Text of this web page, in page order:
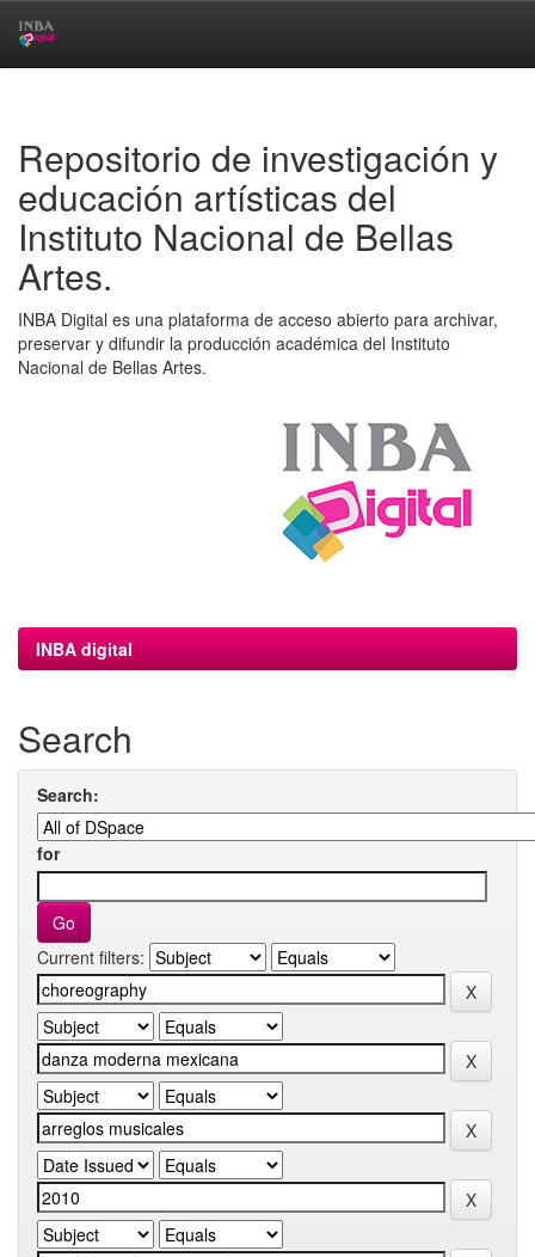
Repositorio de investigación y
educación artísticas del
Instituto Nacional de Bellas
Artes.
INBA Digital es una plataforma de acceso abierto para archivar,
preservar y difundir la producción académica del Instituto
Nacional de Bellas Artes.
INBA digital
Search
Search:
for
Current filters: